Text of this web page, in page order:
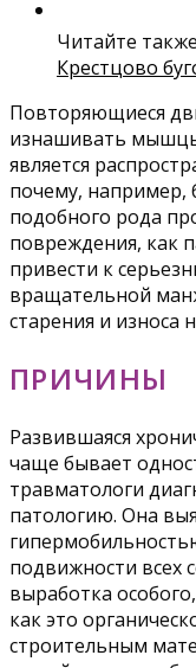
Читайте
Крестцово
Повторяющиеся
изнашивать
является
почему, например,
подобного рода
повреждения, как
привести к
вращательной
старения и износа
ПРИЧИНЫ
Развившаяся
чаще бывает
травматологи
патологию. Она
подвижности всех
выработка
как это
строительным